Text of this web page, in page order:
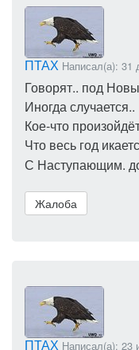
ПТАХ Написал(а): 31
Говорят.. под
Иногда случается..
Кое-что
Что весь год
С Наступающим.
Жалоба
ПТАХ Написал(а): 23